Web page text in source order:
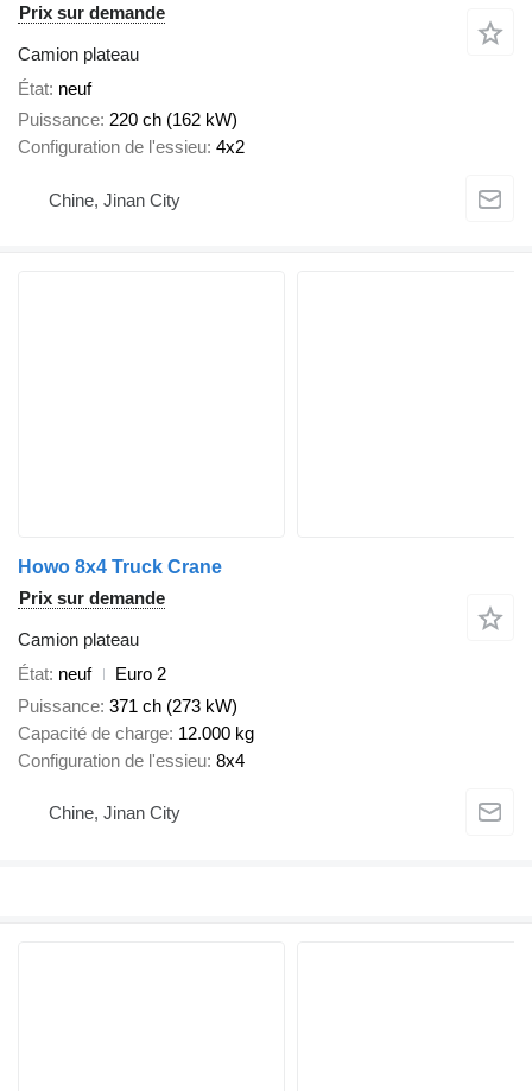
Prix sur demande
Camion plateau
État neuf
Puissance 220 ch (162 kW)
Configuration de l'essieu 4x2
Chine, Jinan City
Howo 8x4 Truck Crane
Prix sur demande
Camion plateau
État neuf
Euro 2
Puissance 371 ch (273 kW)
Capacité de charge 12.000 kg
Configuration de l'essieu 8x4
Chine, Jinan City